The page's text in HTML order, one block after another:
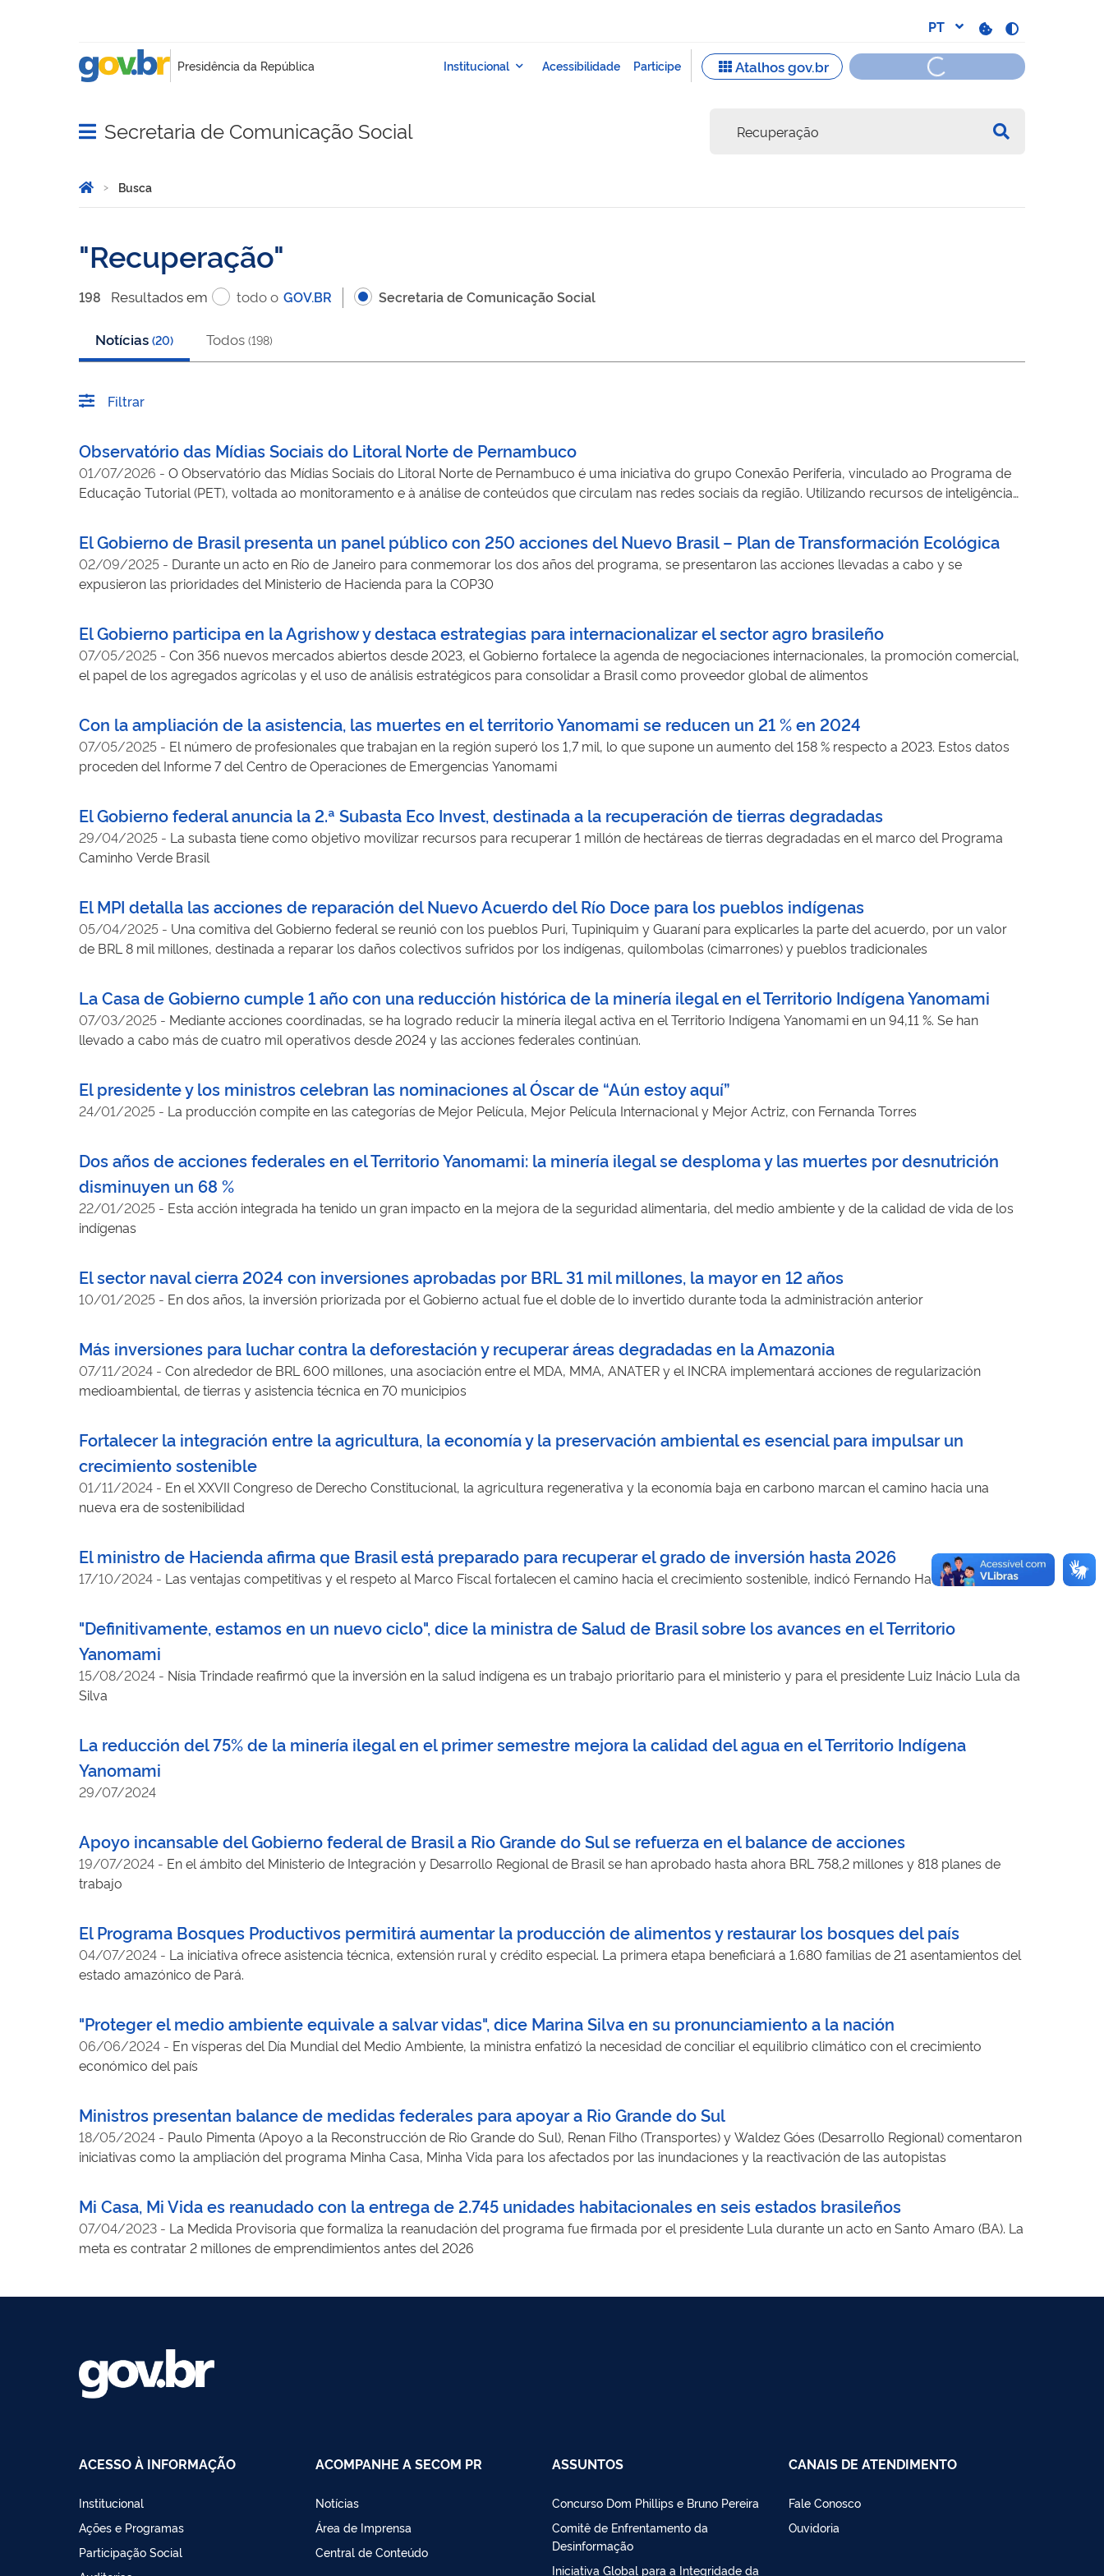
Abrir menu principal de navegação
Secretaria de Comunicação Social
Você está aqui:
Página Inicial
Busca
Recuperação
198 Resultadosem todo o GOV.BR Secretaria de Comunicação Social
Notícias (20) Todos (198)
Filtrar
Observatório das Mídias Sociais do Litoral Norte de Pernambuco
01/07/2026 - O Observatório das Mídias Sociais do Litoral Norte de Pernambuco é uma iniciativa do grupo Conexão Periferia, vinculado ao Programa de
Educação Tutorial (PET), voltada ao monitoramento e à análise de conteúdos que circulam nas redes sociais da região. Utilizando recursos de inteligência
comunicacionais desenvolvidas pelo grupo. A iniciativa contribui para o enfrentamento da desinformação ao produzir diagnósticos sobre os conteúdos
enganosos que circulam no território, permitindo intervenções mais estratégicas e alinhadas às demandas locais. Além de fortalecer a educação midiática e
a integridade da informação, o observatório gera conhecimento científico aplicado sobre fenômenos comunicacionais contemporâneos, oferecendo dados
El Gobierno de Brasil presenta un panel público con 250 acciones del Nuevo Brasil – Plan de Transformación Ecológica
02/09/2025 - Durante un acto en Río de Janeiro para conmemorar los dos años del programa, se presentaron las acciones llevadas a cabo y se
expusieron las prioridades del Ministerio de Hacienda para la COP30
El Gobierno participa en la Agrishow y destaca estrategias para internacionalizar el sector agro brasileño
07/05/2025 - Con 356 nuevos mercados abiertos desde 2023, el Gobierno fortalece la agenda de negociaciones internacionales, la promoción comercial,
el papel de los agregados agrícolas y el uso de análisis estratégicos para consolidar a Brasil como proveedor global de alimentos
Con la ampliación de la asistencia, las muertes en el territorio Yanomami se reducen un 21 % en 2024
07/05/2025 - El número de profesionales que trabajan en la región superó los 1,7 mil, lo que supone un aumento del 158 % respecto a 2023. Estos datos
proceden del Informe 7 del Centro de Operaciones de Emergencias Yanomami
El Gobierno federal anuncia la 2.ª Subasta Eco Invest, destinada a la recuperación de tierras degradadas
29/04/2025 - La subasta tiene como objetivo movilizar recursos para recuperar 1 millón de hectáreas de tierras degradadas en el marco del Programa
Caminho Verde Brasil
El MPI detalla las acciones de reparación del Nuevo Acuerdo del Río Doce para los pueblos indígenas
05/04/2025 - Una comitiva del Gobierno federal se reunió con los pueblos Puri, Tupiniquim y Guaraní para explicarles la parte del acuerdo, por un valor
de BRL 8 mil millones, destinada a reparar los daños colectivos sufridos por los indígenas, quilombolas (cimarrones) y pueblos tradicionales
La Casa de Gobierno cumple 1 año con una reducción histórica de la minería ilegal en el Territorio Indígena Yanomami
07/03/2025 - Mediante acciones coordinadas, se ha logrado reducir la minería ilegal activa en el Territorio Indígena Yanomami en un 94,11 %. Se han
llevado a cabo más de cuatro mil operativos desde 2024 y las acciones federales continúan.
El presidente y los ministros celebran las nominaciones al Óscar de “Aún estoy aquí”
24/01/2025 - La producción compite en las categorías de Mejor Película, Mejor Película Internacional y Mejor Actriz, con Fernanda Torres
Dos años de acciones federales en el Territorio Yanomami: la minería ilegal se desploma y las muertes por desnutrición
disminuyen un 68 %
22/01/2025 - Esta acción integrada ha tenido un gran impacto en la mejora de la seguridad alimentaria, del medio ambiente y de la calidad de vida de los
indígenas
El sector naval cierra 2024 con inversiones aprobadas por BRL 31 mil millones, la mayor en 12 años
10/01/2025 - En dos años, la inversión priorizada por el Gobierno actual fue el doble de lo invertido durante toda la administración anterior
Más inversiones para luchar contra la deforestación y recuperar áreas degradadas en la Amazonia
07/11/2024 - Con alrededor de BRL 600 millones, una asociación entre el MDA, MMA, ANATER y el INCRA implementará acciones de regularización
medioambiental, de tierras y asistencia técnica en 70 municipios
Fortalecer la integración entre la agricultura, la economía y la preservación ambiental es esencial para impulsar un
crecimiento sostenible
01/11/2024 - En el XXVII Congreso de Derecho Constitucional, la agricultura regenerativa y la economía baja en carbono marcan el camino hacia una
nueva era de sostenibilidad
El ministro de Hacienda afirma que Brasil está preparado para recuperar el grado de inversión hasta 2026
17/10/2024 - Las ventajas competitivas y el respeto al Marco Fiscal fortalecen el camino hacia el crecimiento sostenible, indicó Fernando Haddad
"Definitivamente, estamos en un nuevo ciclo", dice la ministra de Salud de Brasil sobre los avances en el Territorio
Yanomami
15/08/2024 - Nísia Trindade reafirmó que la inversión en la salud indígena es un trabajo prioritario para el ministerio y para el presidente Luiz Inácio Lula da
Silva
La reducción del 75% de la minería ilegal en el primer semestre mejora la calidad del agua en el Territorio Indígena
Yanomami
29/07/2024
Apoyo incansable del Gobierno federal de Brasil a Rio Grande do Sul se refuerza en el balance de acciones
19/07/2024 - En el ámbito del Ministerio de Integración y Desarrollo Regional de Brasil se han aprobado hasta ahora BRL 758,2 millones y 818 planes de
trabajo
El Programa Bosques Productivos permitirá aumentar la producción de alimentos y restaurar los bosques del país
04/07/2024 - La iniciativa ofrece asistencia técnica, extensión rural y crédito especial. La primera etapa beneficiará a 1.680 familias de 21 asentamientos del
estado amazónico de Pará.
"Proteger el medio ambiente equivale a salvar vidas", dice Marina Silva en su pronunciamiento a la nación
06/06/2024 - En vísperas del Día Mundial del Medio Ambiente, la ministra enfatizó la necesidad de conciliar el equilibrio climático con el crecimiento
económico del país
Ministros presentan balance de medidas federales para apoyar a Rio Grande do Sul
18/05/2024 - Paulo Pimenta (Apoyo a la Reconstrucción de Rio Grande do Sul), Renan Filho (Transportes) y Waldez Góes (Desarrollo Regional) comentaron
iniciativas como la ampliación del programa Minha Casa, Minha Vida para los afectados por las inundaciones y la reactivación de las autopistas
Mi Casa, Mi Vida es reanudado con la entrega de 2.745 unidades habitacionales en seis estados brasileños
07/04/2023 - La Medida Provisoria que formaliza la reanudación del programa fue firmada por el presidente Lula durante un acto en Santo Amaro (BA). La
meta es contratar 2 millones de emprendimientos antes del 2026
ACESSO À INFORMAÇÃO
Institucional
Ações e Programas
Participação Social
ACOMPANHE A SECOM PR
Notícias
Área de Imprensa
Central de Conteúdo
ASSUNTOS
Concurso Dom Phillips e Bruno Pereira
Comitê de Enfrentamento da
Desinformação
Iniciativa Global para a Integridade da
CANAIS DE ATENDIMENTO
Fale Conosco
Ouvidoria